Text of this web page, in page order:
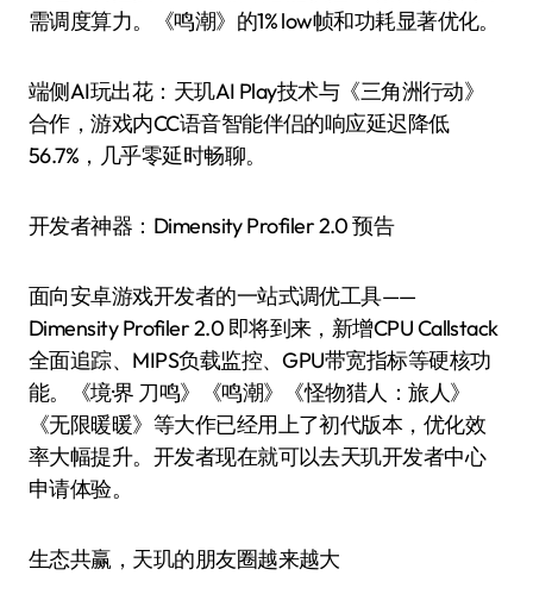
需调度算力。《鸣潮》的1% low帧和功耗显著优化。
端侧AI玩出花：天玑AI Play技术与《三角洲行动》
合作，游戏内CC语音智能伴侣的响应延迟降低
56.7%，几乎零延时畅聊。
开发者神器：Dimensity Profiler 2.0 预告
面向安卓游戏开发者的一站式调优工具——
Dimensity Profiler 2.0 即将到来，新增CPU Callstack
全面追踪、MIPS负载监控、GPU带宽指标等硬核功
能。《境·界 刀鸣》《鸣潮》《怪物猎人：旅人》
《无限暖暖》等大作已经用上了初代版本，优化效
率大幅提升。开发者现在就可以去天玑开发者中心
申请体验。
生态共赢，天玑的朋友圈越来越大